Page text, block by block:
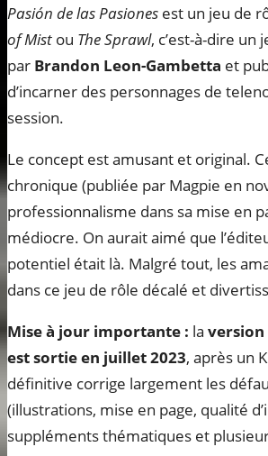
Pasión de las Pasiones est un jeu de
of Mist ou The Sprawl, c’est-à-dire un
par Brandon Leon-Gambetta et
d’incarner des personnages de
session.
Le concept est amusant et original.
chronique (publiée par Magpie en
professionnalisme dans sa mise en
médiocre. On aurait aimé que
potentiel était là. Malgré tout, les
dans ce jeu de rôle décalé et
Mise à jour importante : la version
est sortie en juillet 2023, après un
définitive corrige largement les
(illustrations, mise en page, qualité
suppléments thématiques et